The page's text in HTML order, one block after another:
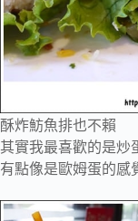
酥炸魴魚排也不賴
其實我最喜歡的是炒
有點像是歐姆蛋的感